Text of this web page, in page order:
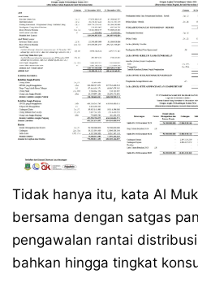
Tidak hanya itu, kata Al
bersama dengan satgas
pengawalan rantai
bahkan hingga tingkat